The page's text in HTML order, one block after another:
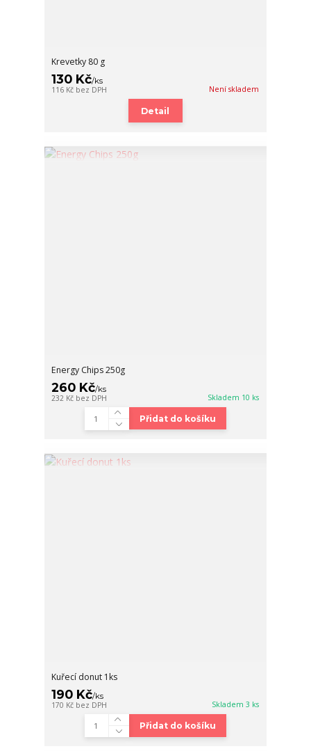
Krevetky 80 g
130 Kč/ks
116 Kč bez DPH Není skladem
Detail
Energy Chips 250g
260 Kč/ks
232 Kč bez DPH Skladem 10 ks
Přidat do košíku
Kuřecí donut 1ks
190 Kč/ks
170 Kč bez DPH Skladem 3 ks
Přidat do košíku